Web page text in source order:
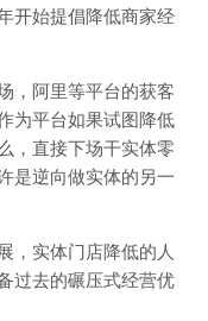
开始提倡降低商家经
，阿里等平台的获客
为平台如果试图降低
，直接下场干实体零
是逆向做实体的另一
，实体门店降低的人
过去的碾压式经营优